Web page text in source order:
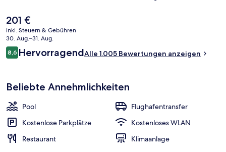
weitere Highlights eine Loungebar, einen Fitnessbereich sowie
einen Whirlpool. Das hilfsbereite Personal und der allgemeine
Zustand erhalten gute Bewertungen von anderen Reisenden. Die
Unterkunft ist nur einen kurzen Fußmarsch von den öffentlichen
Verkehrsmitteln entfernt: Zur U-Bahn läuft man 4 Minuten (Station
Sinnonhyeon) bzw. 6 Minuten (Station Eonju).
Der
aktuelle
Preis
beträgt
201 €.
201 €
inkl. Steuern & Gebühren
30. Aug.–31. Aug.
Bewertungen
8,68,6 von 10.
HervorragendAlle 1.005 Bewertungen anzeigen
Beliebte Annehmlichkeiten
Pool
Flughafentransfer
Kostenlose Parkplätze
Kostenloses WLAN
Restaurant
Klimaanlage